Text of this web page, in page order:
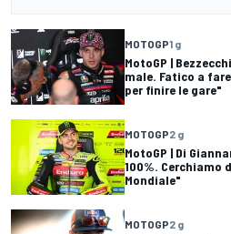
MOTOGP1 g
MotoGP |
male. Fatico a
per finire le gare"
MOTOGP2 g
MotoGP | Di
100%. Cerchiamo
Mondiale"
MOTOGP2 g